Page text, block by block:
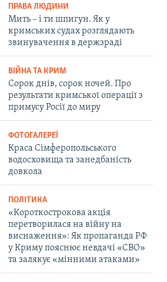
ПРАВА ЛЮДИНИ
Мить – і ти шпигун. Як у
кримських судах розглядають
звинувачення в держзраді
ВІЙНА ТА КРИМ
Сорок днів, сорок ночей. Про
результати кримської операції з
примусу Росії до миру
ФОТОГАЛЕРЕЇ
Краса Сімферопольського
водосховища та занедбаність
довкола
ПОЛІТИКА
«Короткострокова акція
перетворилася на війну на
виснаження»: Як пропаганда РФ
у Криму пояснює невдачі «СВО»
та залякує «мінними атаками»